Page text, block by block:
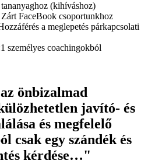
(kihíváshoz)
FaceBook csoportunkhoz
a meglepetés párkapcsolati
személyes coachingokból
önbizalmad
javító- és
és megfelelő
csak egy szándék és
kérdése…"